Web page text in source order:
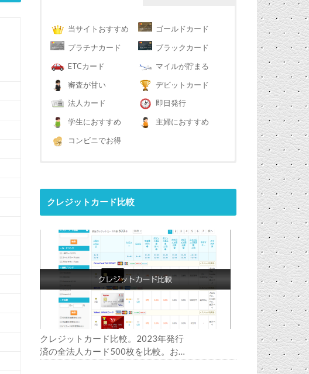
当サイトおすすめ
ゴールドカード
プラチナカード
ブラックカード
ETCカード
マイルが貯まる
審査が甘い
デビットカード
法人カード
即日発行
学生におすすめ
主婦におすすめ
コンビニでお得
クレジットカード比較
クレジットカード比較。2023年発行
済の全法人カード500枚を比較。お